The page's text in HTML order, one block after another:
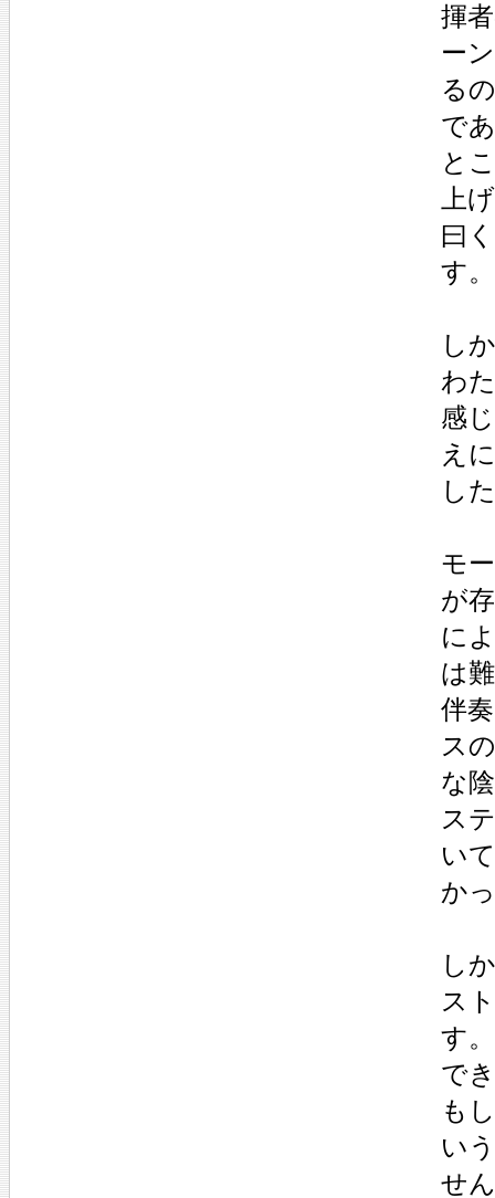
揮
ー
る
で
と
上
曰
す。
し
わ
感
え
し
モ
が
に
は
伴
ス
な
ス
い
か
し
ス
す
で
も
い
せ